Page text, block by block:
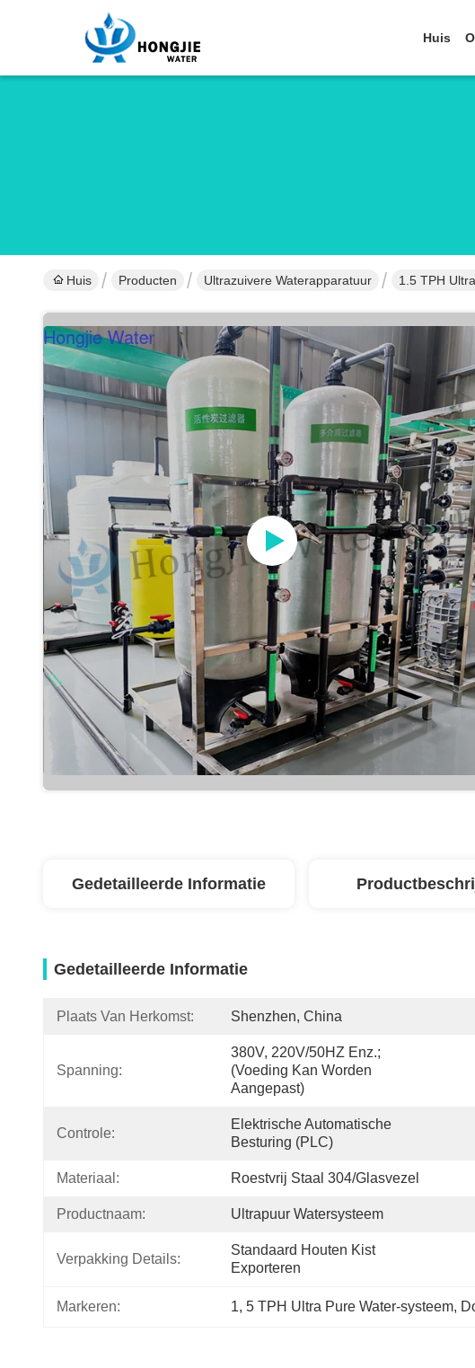
Huis
Huis Producten Ultrazuivere Waterapparatuur 1.5 TPH
Gedetailleerde Informatie
Gedetailleerde Informatie
Plaats Van Herkomst: Shenzhen, China
Spanning:
380V, 220V/50HZ Enz.;
(Voeding Kan Worden
Aangepast)
Controle:
Elektrische Automatische
Besturing (PLC)
Materiaal: Roestvrij Staal 304/glasvezel
Productnaam: Ultrapuur Watersysteem
Verpakking Details:
Standaard Houten Kist
Exporteren
Markeren: 1, 5 TPH Ultra Pure Water-systeem,